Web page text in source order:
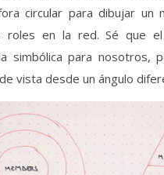
circular para dibujar un
roles en la red. Sé que
simbólica para nosotros,
vista desde un ángulo